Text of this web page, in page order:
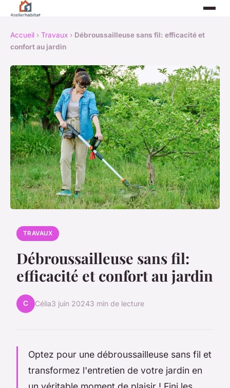
Accueil › Travaux › Débroussailleuse sans fil: efficacité et
confort au jardin
TRAVAUX
Débroussailleuse sans fil:
efficacité et confort au jardin
C Célia3 juin 20243 min de lecture
Optez pour une débroussailleuse sans fil et
transformez l'entretien de votre jardin en